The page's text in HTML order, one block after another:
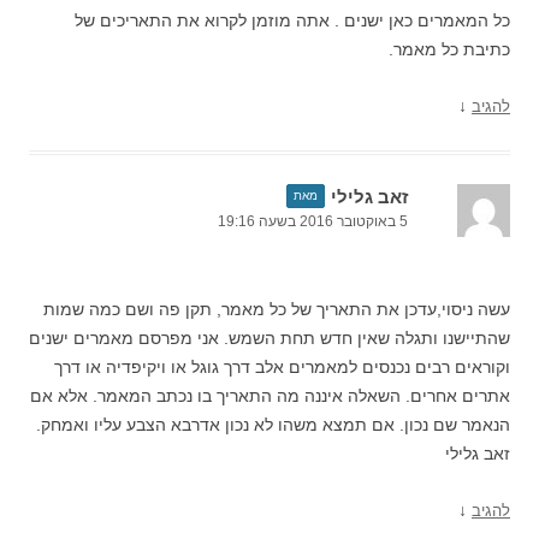
כל המאמרים כאן ישנים . אתה מוזמן לקרוא את התאריכים של
כתיבת כל מאמר.
להגיב ↓
זאב גלילי מאת
5 באוקטובר 2016 בשעה 19:16
עשה ניסוי,עדכן את התאריך של כל מאמר, תקן פה ושם כמה שמות
שהתיישנו ותגלה שאין חדש תחת השמש. אני מפרסם מאמרים ישנים
וקוראים רבים נכנסים למאמרים אלב דרך גוגל או ויקיפדיה או דרך
אתרים אחרים. השאלה איננה מה התאריך בו נכתב המאמר. אלא אם
הנאמר שם נכון. אם תמצא משהו לא נכון אדרבא הצבע עליו ואמחק.
זאב גלילי
להגיב ↓